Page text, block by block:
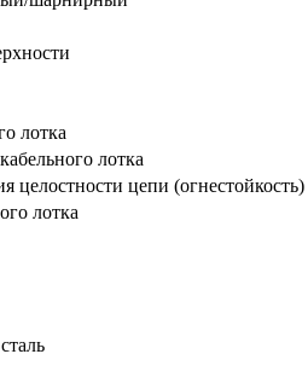
лотка
лотка
целостности цепи (огнестойкость)
лотка